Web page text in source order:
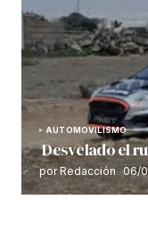
AUTOMOVILISMO
Desvelado el
por Redacción 06/